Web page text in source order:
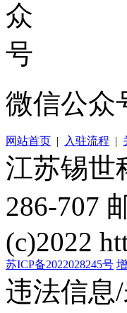
微信公众
网站首页 | 入驻流程 |
江苏锡世
286-707
(c)2022
苏ICP备2022028245号
违法信息